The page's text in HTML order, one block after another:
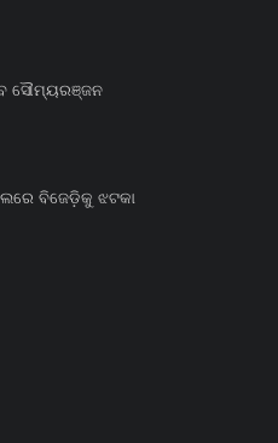
ସୌମ୍ୟରଞ୍ଜନ
ବିଜେଡ଼ିକୁ ଝଟକା